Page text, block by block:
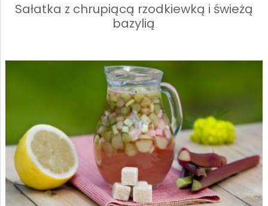
Sałatka z chrupiącą rzodkiewką i świeżą
bazylią